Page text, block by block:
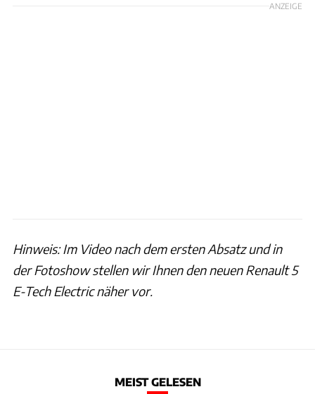
ANZEIGE
Hinweis: Im Video nach dem ersten Absatz und in
der Fotoshow stellen wir Ihnen den neuen Renault 5
E-Tech Electric näher vor.
MEIST GELESEN